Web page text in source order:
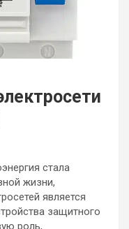
стала
жизни,
является
защитного
роль,